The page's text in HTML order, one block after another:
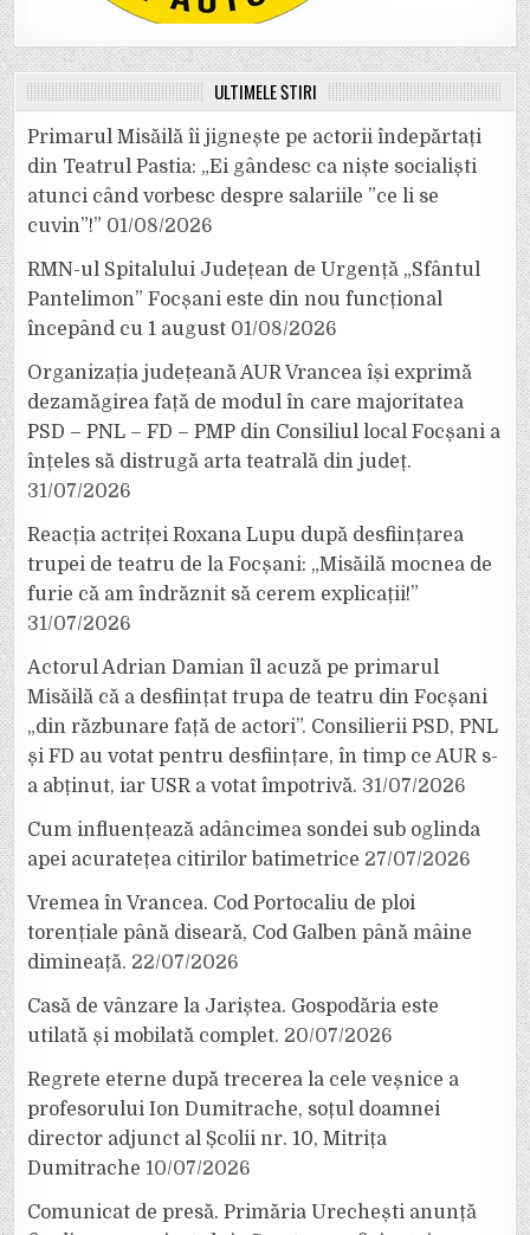
ULTIMELE ȘTIRI
Primarul Misăilă îi jignește pe actorii îndepărtați
din Teatrul Pastia: „Ei gândesc ca niște socialiști
atunci când vorbesc despre salariile ”ce li se
cuvin”!” 01/08/2026
RMN-ul Spitalului Județean de Urgență „Sfântul
Pantelimon” Focșani este din nou funcțional
începând cu 1 august 01/08/2026
Organizația județeană AUR Vrancea își exprimă
dezamăgirea față de modul în care majoritatea
PSD – PNL – FD – PMP din Consiliul local Focșani a
înțeles să distrugă arta teatrală din județ.
31/07/2026
Reacția actriței Roxana Lupu după desființarea
trupei de teatru de la Focșani: „Misăilă mocnea de
furie că am îndrăznit să cerem explicații!”
31/07/2026
Actorul Adrian Damian îl acuză pe primarul
Misăilă că a desființat trupa de teatru din Focșani
„din răzbunare față de actori”. Consilierii PSD, PNL
și FD au votat pentru desființare, în timp ce AUR s-
a abținut, iar USR a votat împotrivă. 31/07/2026
Cum influențează adâncimea sondei sub oglinda
apei acuratețea citirilor batimetrice 27/07/2026
Vremea în Vrancea. Cod Portocaliu de ploi
torențiale până diseară, Cod Galben până mâine
dimineață. 22/07/2026
Casă de vânzare la Jariștea. Gospodăria este
utilată și mobilată complet. 20/07/2026
Regrete eterne după trecerea la cele veșnice a
profesorului Ion Dumitrache, soțul doamnei
director adjunct al Școlii nr. 10, Mitrița
Dumitrache 10/07/2026
Comunicat de presă. Primăria Urechești anunță